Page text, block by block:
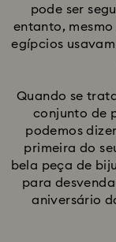
pode ser
entanto,
egípcios
Quando se
conjunto de
podemos
primeira do
bela peça de
para
aniversário